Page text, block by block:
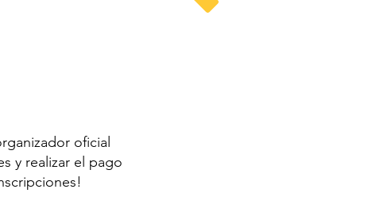
oficial
y realizar el pago